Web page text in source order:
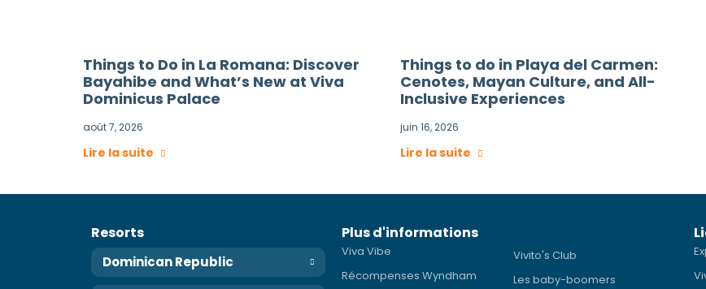
Things to Do in La Romana: Discover
Bayahibe and What’s New at Viva
Dominicus Palace
août 7, 2026
Lire la suite
Things to do in Playa del Carmen:
Cenotes, Mayan Culture, and All-
Inclusive Experiences
juin 16, 2026
Lire la suite
Resorts
Dominican Republic
Plus d'informations
Viva Vibe
Récompenses Wyndham
Vivito's Club
Les baby-boomers